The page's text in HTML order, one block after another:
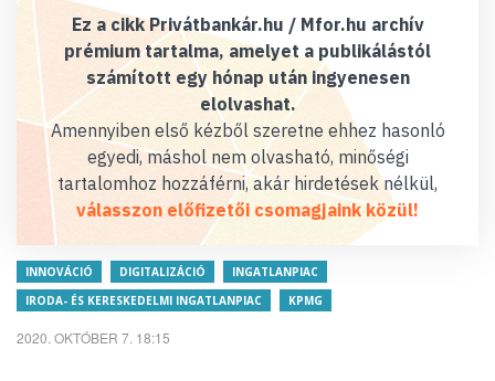
Ez a cikk Privátbankár.hu / Mfor.hu archív
prémium tartalma, amelyet a publikálástól
számított egy hónap után ingyenesen
elolvashat.
Amennyiben első kézből szeretne ehhez hasonló
egyedi, máshol nem olvasható, minőségi
tartalomhoz hozzáférni, akár hirdetések nélkül,
válasszon előfizetői csomagjaink közül!
INNOVÁCIÓ DIGITALIZÁCIÓ
INGATLANPIAC
IRODA- ÉS KERESKEDELMI INGATLANPIAC
KPMG
2020. OKTÓBER 7. 18:15